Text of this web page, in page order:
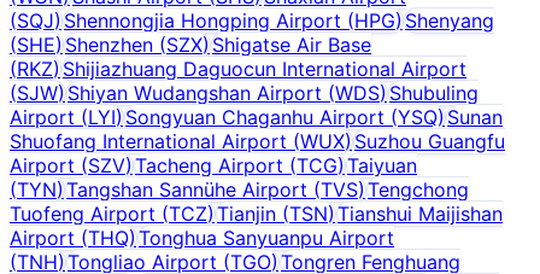
(SQJ)Shennongjia Hongping Airport (HPG) Shenyang
(SHE)Shenzhen (SZX) Shigatse Air Base
(RKZ)Shijiazhuang Daguocun International Airport
(SJW)Shiyan Wudangshan Airport (WDS) Shubuling
Airport (LYI)Songyuan Chaganhu Airport (YSQ) Sunan
Shuofang International Airport (WUX)Suzhou Guangfu
Airport (SZV)Tacheng Airport (TCG) Taiyuan
(TYN)Tangshan Sannühe Airport (TVS) Tengchong
Tuofeng Airport (TCZ)Tianjin (TSN) Tianshui Maijishan
Airport (THQ)Tonghua Sanyuanpu Airport
(TNH)Tongliao Airport (TGO) Tongren Fenghuang